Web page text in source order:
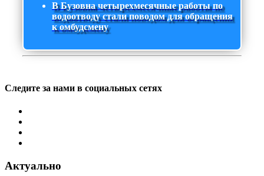
В Бузовна четырехмесячные работы по
водоотводу стали поводом для обращения
к омбудсмену
Следите за нами в социальных сетях
Актуально